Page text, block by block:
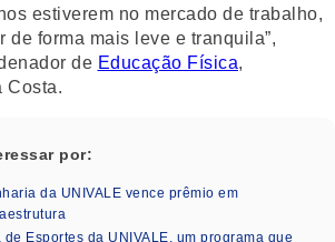
estiverem no mercado de trabalho,
de forma mais leve e tranquila”,
de Educação Física,
Costa.
por:
da UNIVALE vence prêmio em
Esportes da UNIVALE, um programa que